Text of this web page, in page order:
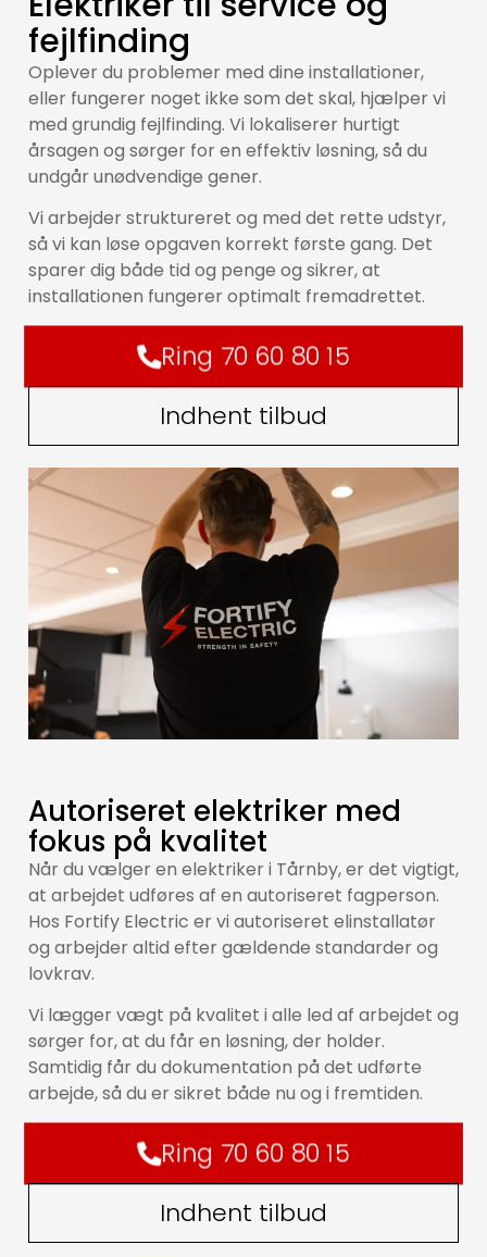
fejlfinding
Oplever du problemer med dine installationer,
eller fungerer noget ikke som det skal, hjælper vi
med grundig fejlfinding. Vi lokaliserer hurtigt
årsagen og sørger for en effektiv løsning, så du
undgår unødvendige gener.
Vi arbejder struktureret og med det rette udstyr,
så vi kan løse opgaven korrekt første gang. Det
sparer dig både tid og penge og sikrer, at
installationen fungerer optimalt fremadrettet.
Ring 70 60 80 15
Indhent tilbud
Autoriseret elektriker med
fokus på kvalitet
Når du vælger en elektriker i Tårnby, er det vigtigt,
at arbejdet udføres af en autoriseret fagperson.
Hos Fortify Electric er vi autoriseret elinstallatør
og arbejder altid efter gældende standarder og
lovkrav.
Vi lægger vægt på kvalitet i alle led af arbejdet og
sørger for, at du får en løsning, der holder.
Samtidig får du dokumentation på det udførte
arbejde, så du er sikret både nu og i fremtiden.
Ring 70 60 80 15
Indhent tilbud